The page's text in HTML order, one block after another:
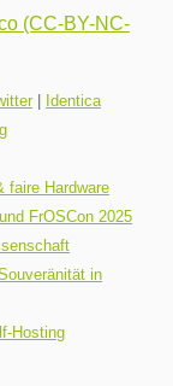
(CC-BY-NC-
|
Identica
faire Hardware
FrOSCon 2025
in
Hosting